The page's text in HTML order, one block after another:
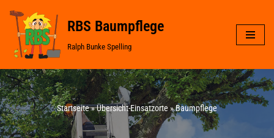
Zum
Inhalt
springen
RBS Baumpflege
Ralph Bunke Spelling
Startseite»Übersicht-Einsatzorte »Baumpflege